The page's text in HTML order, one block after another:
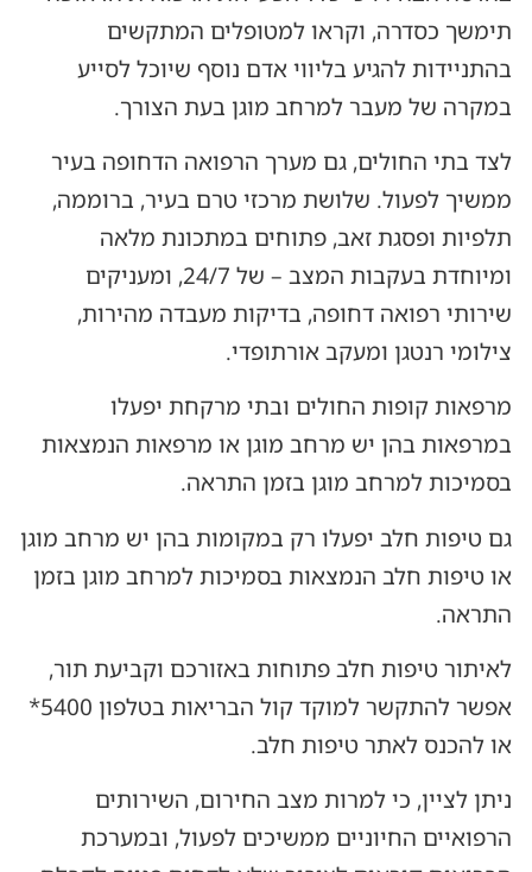
תימשך כסדרה, וקראו למטופלים המתקשים
בהתניידות להגיע בליווי אדם נוסף שיוכל לסייע
במקרה של מעבר למרחב מוגן בעת הצורך.
לצד בתי החולים, גם מערך הרפואה הדחופה בעיר
ממשיך לפעול. שלושת מרכזי טרם בעיר, ברוממה,
תלפיות ופסגת זאב, פתוחים במתכונת מלאה
ומיוחדת בעקבות המצב – של 24/7, ומעניקים
שירותי רפואה דחופה, בדיקות מעבדה מהירות,
צילומי רנטגן ומעקב אורתופדי.
מרפאות קופות החולים ובתי מרקחת יפעלו
במרפאות בהן יש מרחב מוגן או מרפאות הנמצאות
בסמיכות למרחב מוגן בזמן התראה.
גם טיפות חלב יפעלו רק במקומות בהן יש מרחב מוגן
או טיפות חלב הנמצאות בסמיכות למרחב מוגן בזמן
התראה.
לאיתור טיפות חלב פתוחות באזורכם וקביעת תור,
אפשר להתקשר למוקד קול הבריאות בטלפון 5400*
או להכנס לאתר טיפות חלב.
ניתן לציין, כי למרות מצב החירום, השירותים
הרפואיים החיוניים ממשיכים לפעול, ובמערכת